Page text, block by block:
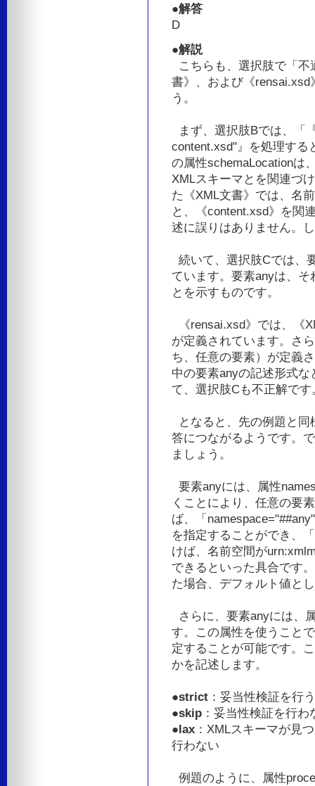
●解答
D
●解説
こちらも、選択肢で「
書》、および《
う。
まず、選択肢Bでは、「
content.xsd"』を処理する
の属性schemaLocationは
XMLスキーマとを関連づ
た《XML文書》では、名
と、《content.xsd》を関
述に誤りはありません。
続いて、選択肢Cでは、
ています。要素anyは、
とを示すものです。
《rensai.xsd》では、《
が定義されています。さ
ち、任意の要素）が定義
中の要素anyの記述形式
て、選択肢Cも不正解です
となると、先の例題と
答につながるようです。
ましょう。
要素anyには、属性
くことにより、任意の要
ば、「
を指定することができ、
けば、名前空間が
できるといった具合です
た場合、デフォルト値と
さらに、要素anyには、
す。この属性を使うこと
定することが可能です。
かを記述します。
●strict ：妥当性検証を行う
●skip ：妥当性検証を行わ
●lax ：XMLスキーマが見
行わない
例題のように、属性